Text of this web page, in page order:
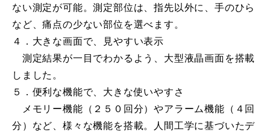
ない測定が可能。測定部位は、指先以外に、手のひら
など、痛点の少ない部位を選べます。
４．大きな画面で、見やすい表示
測定結果が一目でわかるよう、大型液晶画面を搭載
しました。
５．便利な機能で、大きな使いやすさ
メモリー機能（２５０回分）やアラーム機能（４回
分）など、様々な機能を搭載。人間工学に基づいたデ